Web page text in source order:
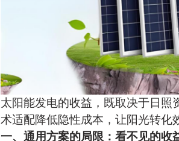
太阳能发电的收益，既取决于日照
术适配降低隐性成本，让阳光转化
一、通用方案的局限：看不见的收